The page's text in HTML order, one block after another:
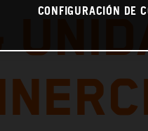
CONFIGURACIÓN DE